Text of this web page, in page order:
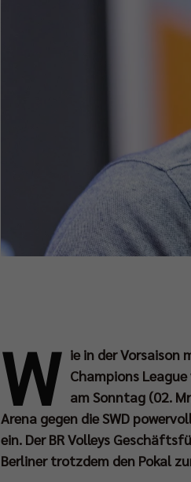
W ie in der Vorsaison
Champions
am Sonntag (02.
Arena gegen die SWD
ein. Der BR Volleys
Berliner trotzdem den Pokal